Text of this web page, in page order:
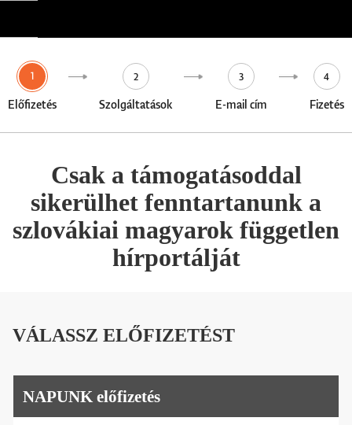
1
Előfizetés
2
Szolgáltatások
3
E-mail cím
4
Fizetés
Csak a támogatásoddal
sikerülhet fenntartanunk a
szlovákiai magyarok független
hírportálját
VÁLASSZ ELŐFIZETÉST
NAPUNK előfizetés